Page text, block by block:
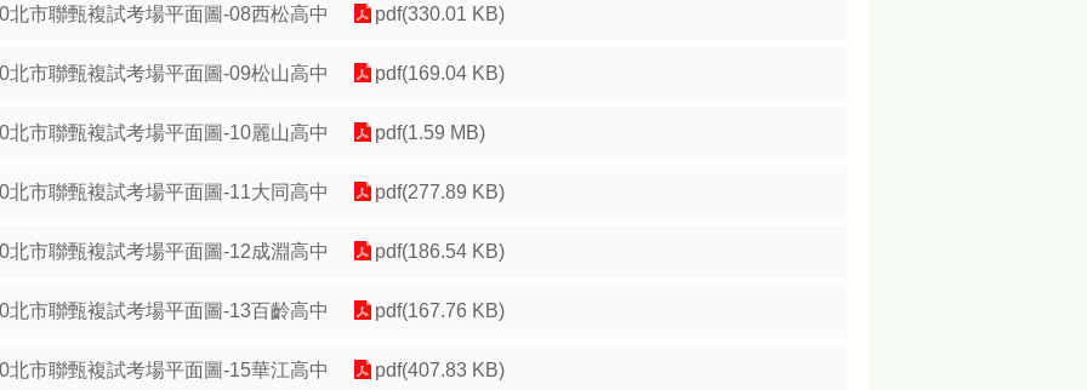
北市聯甄複試考場平面圖-08西松高中 pdf(330.01 KB)
北市聯甄複試考場平面圖-09松山高中 pdf(169.04 KB)
北市聯甄複試考場平面圖-10麗山高中 pdf(1.59 MB)
北市聯甄複試考場平面圖-11大同高中 pdf(277.89 KB)
北市聯甄複試考場平面圖-12成淵高中 pdf(186.54 KB)
北市聯甄複試考場平面圖-13百齡高中 pdf(167.76 KB)
北市聯甄複試考場平面圖-15華江高中 pdf(407.83 KB)